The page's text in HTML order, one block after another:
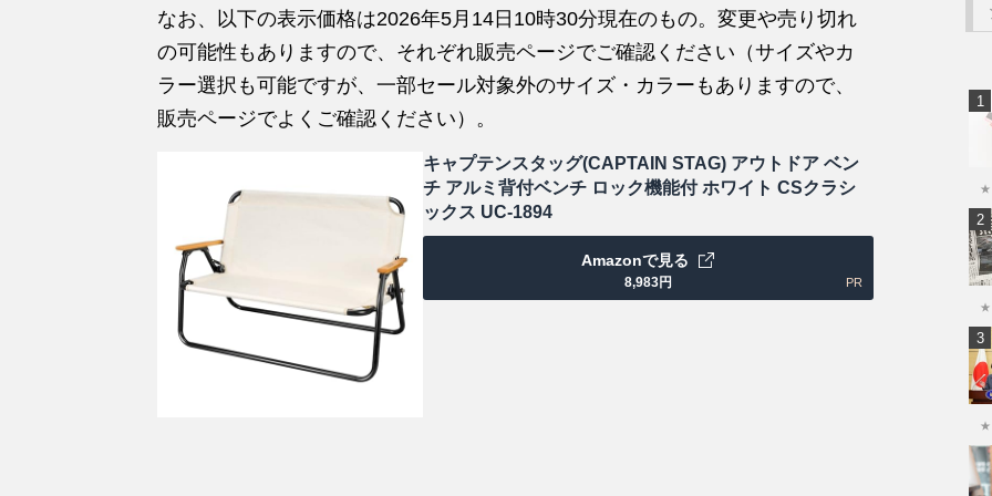
なお、以下の表示価格は2026年5月14日10時30分現在のもの。変更や売り切れ
の可能性もありますので、それぞれ販売ページでご確認ください（サイズやカ
ラー選択も可能ですが、一部セール対象外のサイズ・カラーもありますので、
販売ページでよくご確認ください）。
キャプテンスタッグ(CAPTAIN STAG) アウトドア ベン
チ アルミ背付ベンチ ロック機能付 ホワイト CSクラシ
ックス UC-1894
8,983円
Amazonで見る
PR
★
★
★